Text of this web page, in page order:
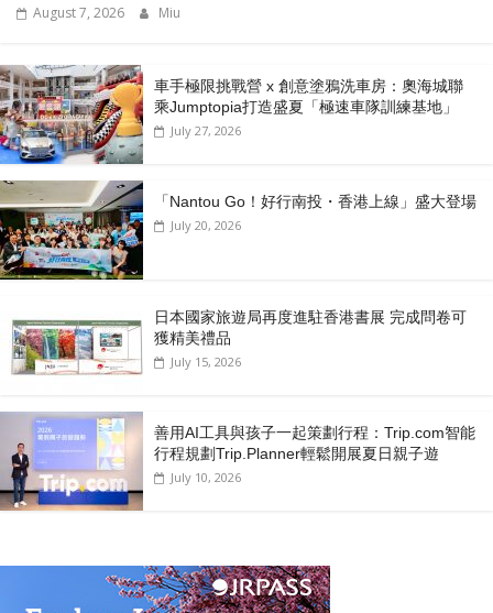
August 7, 2026 Miu
車手極限挑戰營 x 創意塗鴉洗車房：奧海城聯
乘Jumptopia打造盛夏「極速車隊訓練基地」
July 27, 2026
「Nantou Go！好行南投・香港上線」盛大登場
July 20, 2026
日本國家旅遊局再度進駐香港書展 完成問卷可
獲精美禮品
July 15, 2026
善用AI工具與孩子一起策劃行程：Trip.com智能
行程規劃Trip.Planner輕鬆開展夏日親子遊
July 10, 2026